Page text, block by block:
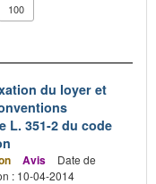
100
du loyer et
L. 351-2 du code
Avis
Date de
: 10-04-2014